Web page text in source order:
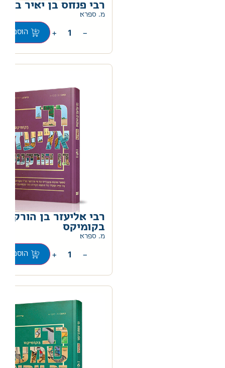
רבי פנחס בן יאיר
מ. ספרא
−
+ הוספה
רבי אליעזר בן
בקומיקס
מ. ספרא
−
+ הוספה